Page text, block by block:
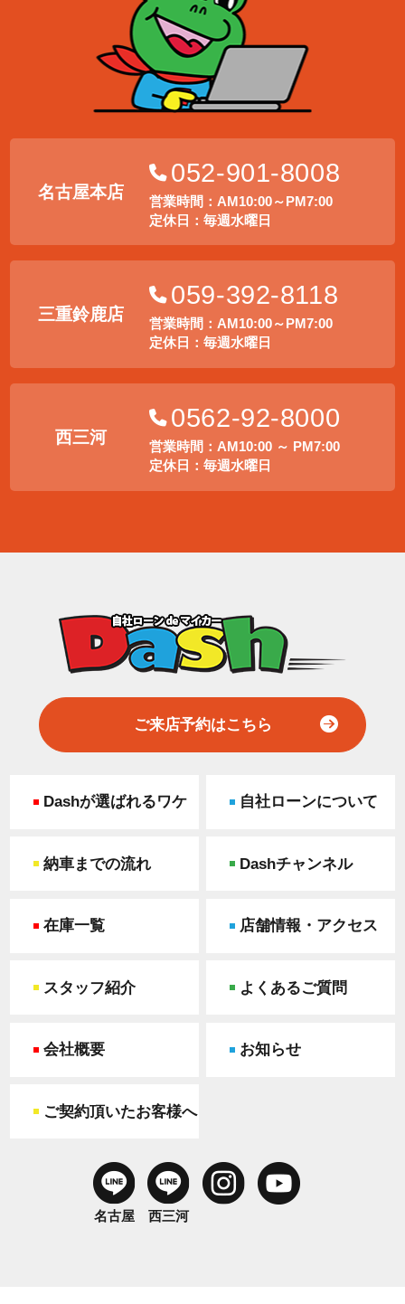
名古屋本店
052-901-8008
営業時間：AM10:00～PM7:00
定休日：毎週水曜日
三重鈴鹿店
059-392-8118
営業時間：AM10:00～PM7:00
定休日：毎週水曜日
西三河
0562-92-8000
営業時間：AM10:00 ～ PM7:00
定休日：毎週水曜日
ご来店予約はこちら
Dashが選ばれるワケ 自社ローンについて
納車までの流れ Dashチャンネル
在庫一覧 店舗情報・アクセス
スタッフ紹介 よくあるご質問
会社概要 お知らせ
ご契約頂いたお客様へ
名古屋 西三河